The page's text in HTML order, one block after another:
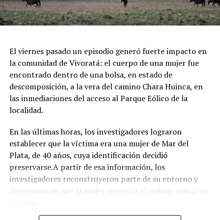
invitados en el escenario principal, junto a una zona
dedicada exclusivamente al entretenimiento infantil con
arboledas y dejarse tentar por una taza de chocolate
caliente mientras se disfruta de buena música es el plan
perfecto para escaparse de la rutina este fin de semana
largo.
INFORMACIÓN GENERAL DEL EVENTO
Evento: 30° Fiesta Nacional del Chocolate Artesanal
(ChocoGesell)
Fecha: Fin de semana largo del 17 de Agosto de 2026
Horario: De 11:00 a 21:00 hs.
Lugar: Pinar del Norte (Alameda 202 y Calle 303, Villa
Gesell)
visitantes
El viernes pasado un episodio generó fuerte impacto en
la comunidad de Vivoratá: el cuerpo de una mujer fue
encontrado dentro de una bolsa, en estado de
descomposición, a la vera del camino Chara Huinca, en
las inmediaciones del acceso al Parque Eólico de la
localidad.
En las últimas horas, los investigadores lograron
establecer que la víctima era una mujer de Mar del
Plata, de 40 años, cuya identificación decidió
preservarse.A partir de esa información, los
investigadores reconstruyeron parte de su entorno y
determinaron que la mujer ejercería el trabajo sexual en